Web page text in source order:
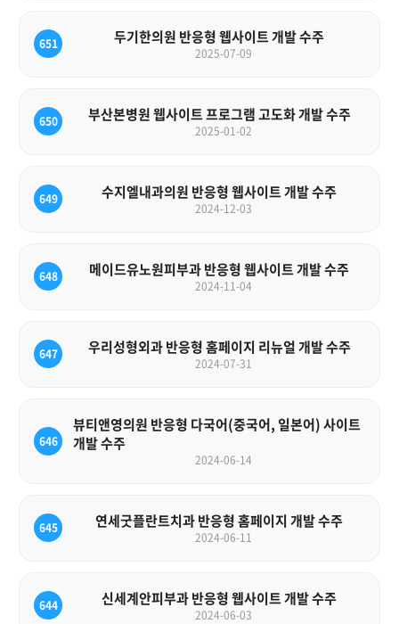
651 두기한의원 반응형 웹사이트 개발 수주
2025-07-09
650 부산본병원 웹사이트 프로그램 고도화 개발 수주
2025-01-02
649 수지엘내과의원 반응형 웹사이트 개발 수주
2024-12-03
648 메이드유노원피부과 반응형 웹사이트 개발 수주
2024-11-04
647 우리성형외과 반응형 홈페이지 리뉴얼 개발 수주
2024-07-31
646
뷰티앤영의원 반응형 다국어(중국어, 일본어) 사이트
개발 수주
2024-06-14
645 연세굿플란트치과 반응형 홈페이지 개발 수주
2024-06-11
644 신세계안피부과 반응형 웹사이트 개발 수주
2024-06-03